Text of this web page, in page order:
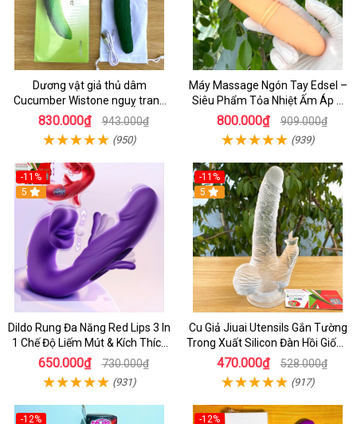
Dương vật giả thủ dâm
Cucumber Wistone nguỵ trang
hình quả dưa Leo
830.000₫ 943.000₫
(950)
Máy Massage Ngón Tay Edsel –
Siêu Phẩm Tỏa Nhiệt Ấm Áp &
Rung Móc Thăng Hoa
800.000₫ 909.000₫
(939)
-11%
5
Dildo Rung Đa Năng Red Lips 3 In
1 Chế Độ Liếm Mút & Kích Thích
Điểm G
650.000₫ 730.000₫
(931)
-11%
5
Cu Giả Jiuai Utensils Gắn Tường
Trong Xuất Silicon Đàn Hồi Giống
Thật
470.000₫ 528.000₫
(917)
-12% -12%